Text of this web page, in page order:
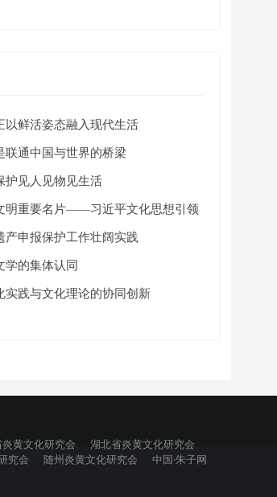
以鲜活姿态融入现代生活
联通中国与世界的桥梁
护见人见物见生活
明重要名片——习近平文化思想引领
产申报保护工作壮阔实践
学的集体认同
实践与文化理论的协同创新
黄文化研究会
湖北省炎黄文化研究会
究会 随州炎黄文化研究会 中国·朱子网